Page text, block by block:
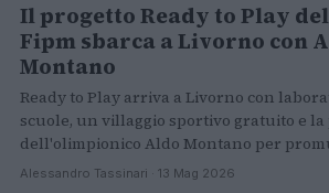
Il progetto Ready to Play
Fipm sbarca a Livorno con
Montano
Ready to Play arriva a Livorno con
scuole, un villaggio sportivo gratuito e la
dell'olimpionico Aldo Montano per
Alessandro Tassinari · 13 Mag 2026